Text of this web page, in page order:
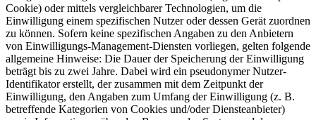
Cookie) oder mittels vergleichbarer Technologien, um die
Einwilligung einem spezifischen Nutzer oder dessen Gerät zuordnen
zu können. Sofern keine spezifischen Angaben zu den Anbietern
von Einwilligungs-Management-Diensten vorliegen, gelten folgende
allgemeine Hinweise: Die Dauer der Speicherung der Einwilligung
beträgt bis zu zwei Jahre. Dabei wird ein pseudonymer Nutzer-
Identifikator erstellt, der zusammen mit dem Zeitpunkt der
Einwilligung, den Angaben zum Umfang der Einwilligung (z. B.
betreffende Kategorien von Cookies und/oder Diensteanbieter)